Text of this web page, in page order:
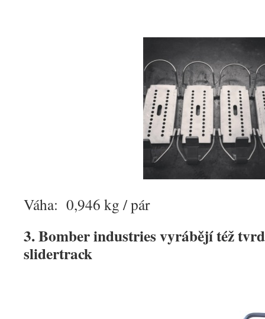
Váha: 0,946 kg / pár
3. Bomber industries vyrábějí též
slidertrack